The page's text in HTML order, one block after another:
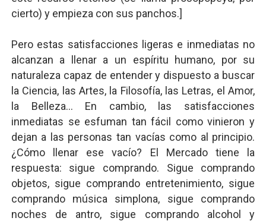
cierto) y empieza con sus panchos.]
Pero estas satisfacciones ligeras e inmediatas no
alcanzan a llenar a un espíritu humano, por su
naturaleza capaz de entender y dispuesto a buscar
la Ciencia, las Artes, la Filosofía, las Letras, el Amor,
la Belleza... En cambio, las satisfacciones
inmediatas se esfuman tan fácil como vinieron y
dejan a las personas tan vacías como al principio.
¿Cómo llenar ese vacío? El Mercado tiene la
respuesta: sigue comprando. Sigue comprando
objetos, sigue comprando entretenimiento, sigue
comprando música simplona, sigue comprando
noches de antro, sigue comprando alcohol y